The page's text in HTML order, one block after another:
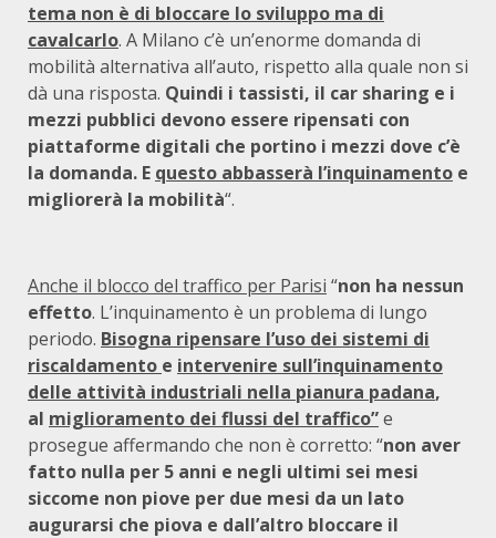
tema non è di bloccare lo sviluppo ma di
cavalcarlo. A Milano c’è un’enorme domanda di
mobilità alternativa all’auto, rispetto alla quale non si
dà una risposta. Quindi i tassisti, il car sharing e i
mezzi pubblici devono essere ripensati con
piattaforme digitali che portino i mezzi dove c’è
la domanda. E questo abbasserà l’inquinamento e
migliorerà la mobilità“.
Anche il blocco del traffico per Parisi “non ha nessun
effetto. L’inquinamento è un problema di lungo
periodo. Bisogna ripensare l’uso dei sistemi di
riscaldamento e intervenire sull’inquinamento
delle attività industriali nella pianura padana,
al miglioramento dei flussi del traffico”e
prosegue affermando che non è corretto: “non aver
fatto nulla per 5 anni e negli ultimi sei mesi
siccome non piove per due mesi da un lato
augurarsi che piova e dall’altro bloccare il